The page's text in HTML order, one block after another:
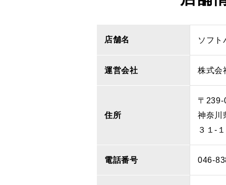
店舗名 ソフト
運営会社 株式会
住所
〒239-
神奈川
３１‐
電話番号 046-